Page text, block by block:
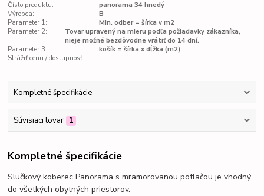
Číslo produktu:
panorama 34 hnedý
Výrobca:
B
Parameter 1:
Min. odber = šírka v m2
Parameter 2:
Tovar upravený na mieru podľa požiadavky zákazníka,
nieje možné bezdôvodne vrátiť do 14 dní.
Parameter 3:
košík = šírka x dĺžka (m2)
Strážiť cenu / dostupnosť
Kompletné špecifikácie
Súvisiaci tovar 1
Kompletné špecifikácie
Slučkový koberec Panorama s mramorovanou potlačou je vhodný
do všetkých obytných priestorov.